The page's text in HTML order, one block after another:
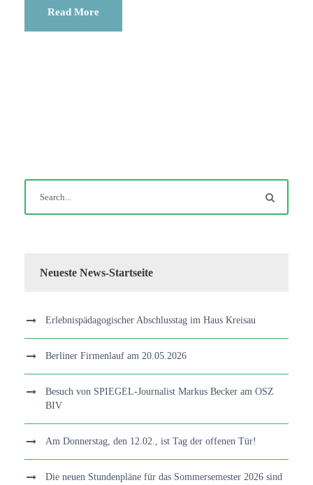
Read More
Neueste News-Startseite
Erlebnispädagogischer Abschlusstag im Haus Kreisau
Berliner Firmenlauf am 20.05.2026
Besuch von SPIEGEL-Journalist Markus Becker am OSZ
BIV
Am Donnerstag, den 12.02., ist Tag der offenen Tür!
Die neuen Stundenpläne für das Sommersemester 2026 sind